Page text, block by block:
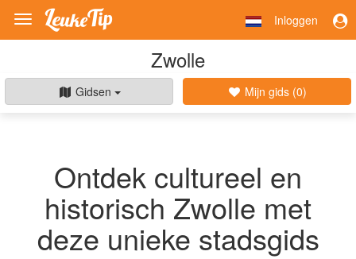
Toggle
navigation
Inloggen
Zwolle
Gidsen Mijn gids (0)
Ontdek cultureel en
historisch Zwolle met
deze unieke stadsgids